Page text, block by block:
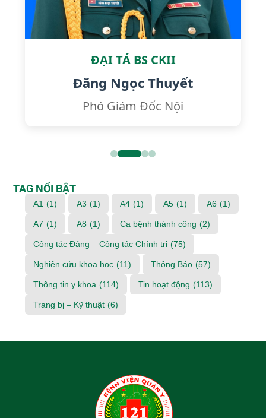
ĐẠI TÁ BS CKII
Đăng Ngọc Thuyết
Phó Giám Đốc Nội
TAG NỔI BẬT
A1 (1) A3 (1) A4 (1) A5 (1) A6 (1)
A7 (1) A8 (1) Ca bệnh thành công (2)
Công tác Đảng – Công tác Chính trị (75)
Nghiên cứu khoa học (11) Thông Báo (57)
Thông tin y khoa (114) Tin hoạt động (113)
Trang bị – Kỹ thuật (6)